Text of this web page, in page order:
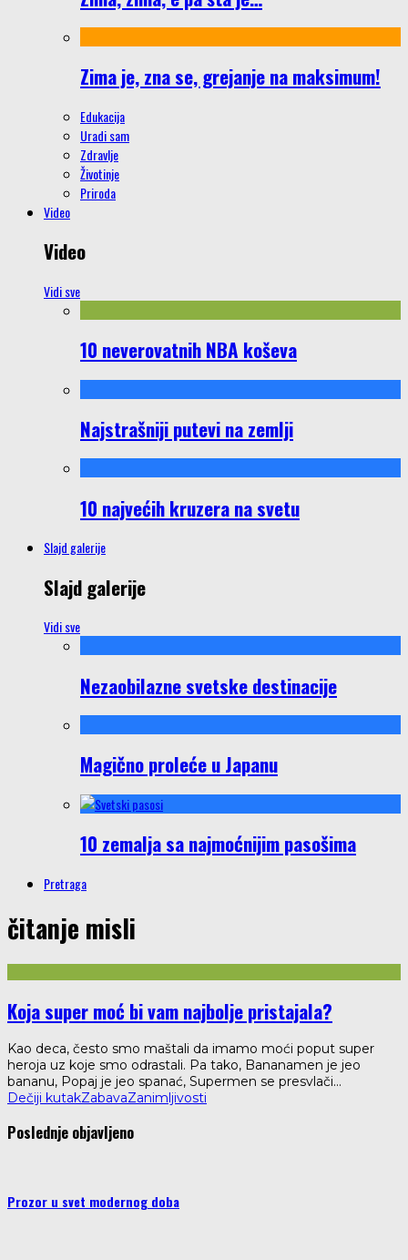
Zima je, zna se, grejanje na maksimum!
Edukacija
Uradi sam
Zdravlje
Životinje
Priroda
Video
Video
Vidi sve
10 neverovatnih NBA koševa
Najstrašniji putevi na zemlji
10 najvećih kruzera na svetu
Slajd galerije
Slajd galerije
Vidi sve
Nezaobilazne svetske destinacije
Magično proleće u Japanu
10 zemalja sa najmoćnijim pasošima
Pretraga
čitanje misli
Koja super moć bi vam najbolje pristajala?
Kao deca, često smo maštali da imamo moći poput super
heroja uz koje smo odrastali. Pa tako, Bananamen je jeo
bananu, Popaj je jeo spanać, Supermen se presvlači...
Dečiji kutakZabavaZanimljivosti
Poslednje objavljeno
Prozor u svet modernog doba